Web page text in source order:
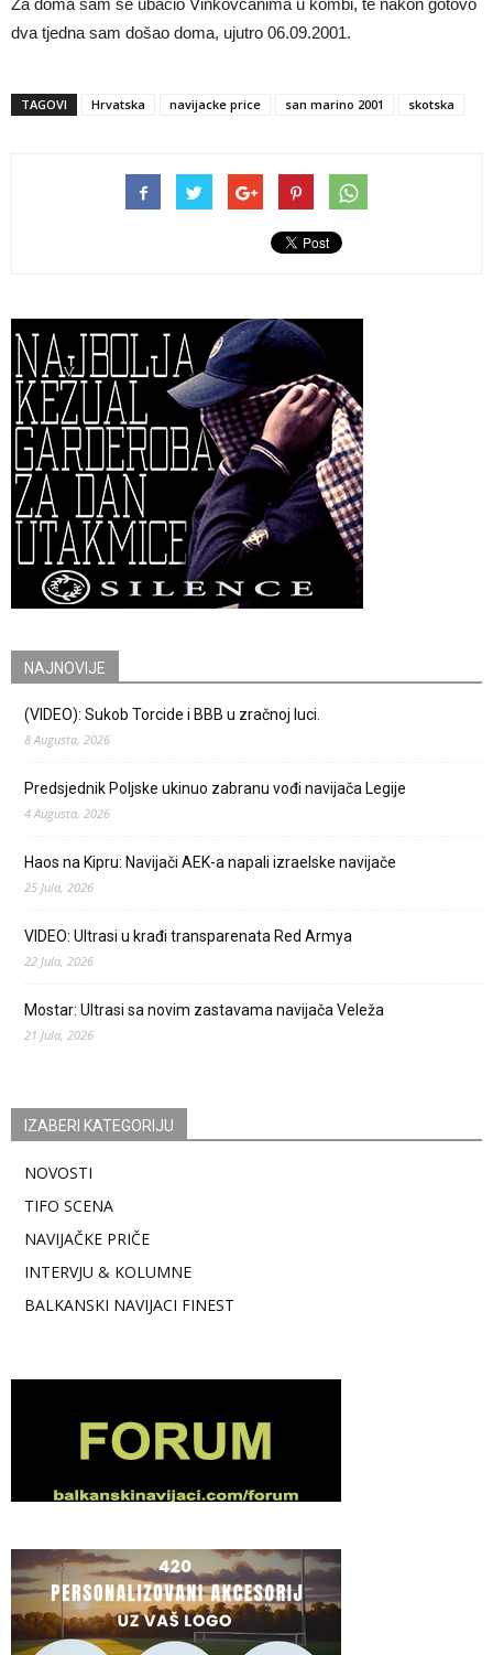
Za doma sam se ubacio Vinkovčanima u kombi, te nakon gotovo
dva tjedna sam došao doma, ujutro 06.09.2001.
TAGOVI Hrvatska navijacke price san marino 2001 skotska
NAJNOVIJE
(VIDEO): Sukob Torcide i BBB u zračnoj luci.
8 Augusta, 2026
Predsjednik Poljske ukinuo zabranu vođi navijača Legije
4 Augusta, 2026
Haos na Kipru: Navijači AEK-a napali izraelske navijače
25 Jula, 2026
VIDEO: Ultrasi u krađi transparenata Red Armya
22 Jula, 2026
Mostar: Ultrasi sa novim zastavama navijača Veleža
21 Jula, 2026
IZABERI KATEGORIJU
NOVOSTI
TIFO SCENA
NAVIJAČKE PRIČE
INTERVJU & KOLUMNE
BALKANSKI NAVIJACI FINEST